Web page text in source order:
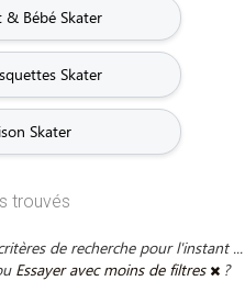
& Bébé Skater
Skater
Skater
trouvés
de recherche pour l'instant ...
Essayer avec moins de filtres ?